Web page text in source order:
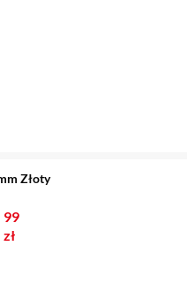
Złoty
79,99
99
zł